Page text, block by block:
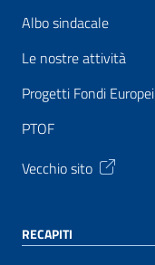
Albo sindacale
Le nostre attività
Progetti Fondi Europei
PTOF
Vecchio sito
RECAPITI